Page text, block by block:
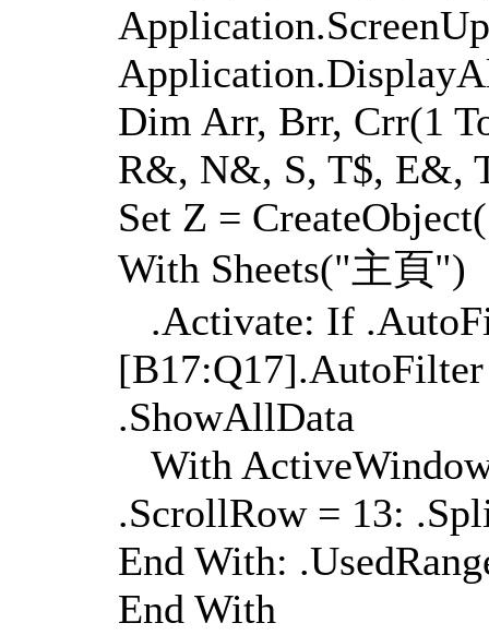
Dim Arr, Brr, Crr(1
R&, N&, S, T$, E&,
Set Z =
With Sheets("主頁")
.Activate: If
.ShowAllData
With
.ScrollRow = 13:
End With:
End With